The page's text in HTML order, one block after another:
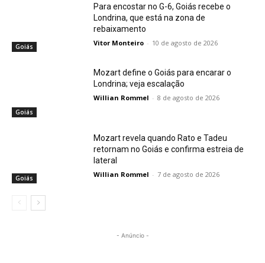
Goiás
Para encostar no G-6, Goiás recebe o
Londrina, que está na zona de
rebaixamento
Vitor Monteiro - 10 de agosto de 2026
Goiás
Mozart define o Goiás para encarar o
Londrina; veja escalação
Willian Rommel - 8 de agosto de 2026
Goiás
Mozart revela quando Rato e Tadeu
retornam no Goiás e confirma estreia de
lateral
Willian Rommel - 7 de agosto de 2026
- Anúncio -